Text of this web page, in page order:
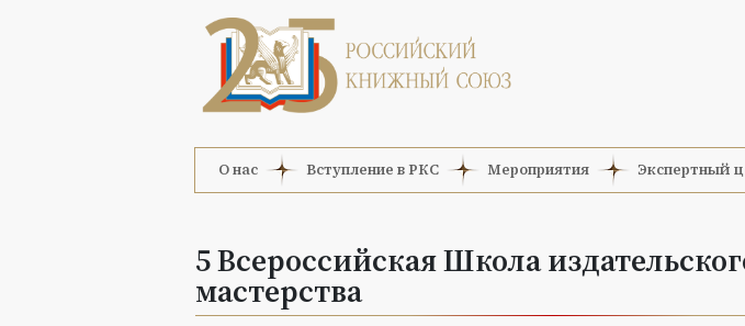
О нас Вступление в РКС Мероприятия Экспертный
5 Всероссийская Школа
мастерства